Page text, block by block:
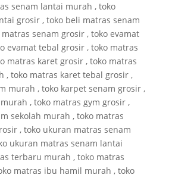
senam lantai murah , toko
grosir , toko beli matras senam
senam grosir , toko evamat
evamat tebal grosir , toko matras
matras karet grosir , toko matras
, toko matras karet tebal grosir ,
murah , toko karpet senam grosir ,
, toko matras gym grosir ,
sekolah murah , toko matras
, toko ukuran matras senam
ukuran matras senam lantai
terbaru murah , toko matras
matras ibu hamil murah , toko